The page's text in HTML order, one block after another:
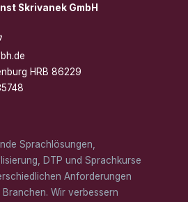
Skrivanek GmbH
HRB 86229
Sprachlösungen,
DTP und Sprachkurse
Anforderungen
Wir verbessern